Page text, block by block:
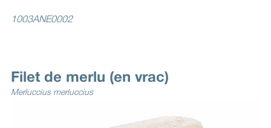
1003ANE0002
Filet de merlu (en vrac)
Merluccius merluccius